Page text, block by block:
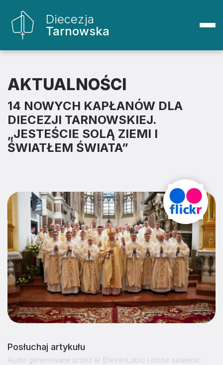
Diecezja
Tarnowska
AKTUALNOŚCI
14 NOWYCH KAPŁANÓW DLA
DIECEZJI TARNOWSKIEJ.
„JESTEŚCIE SOLĄ ZIEMI I
ŚWIATŁEM ŚWIATA”
Posłuchaj artykułu
Audio generowane przez AI (ElevenLabs) i może zawierać